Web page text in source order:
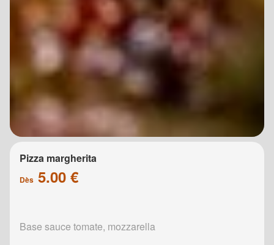
Pizza margherita
Dès 5.00 €
Base sauce tomate, mozzarella